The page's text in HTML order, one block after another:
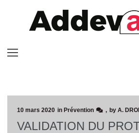
10 mars 2020 in Prévention by A.
VALIDATION DU